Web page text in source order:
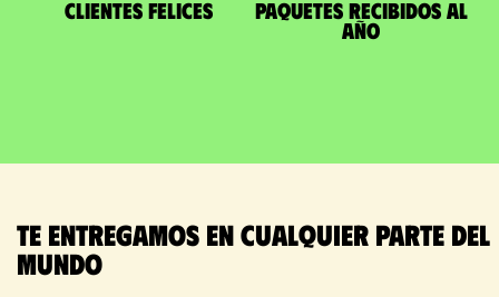
Clientes felices paquetes recibidos al
año
Te entregamos en cualquier parte del
mundo